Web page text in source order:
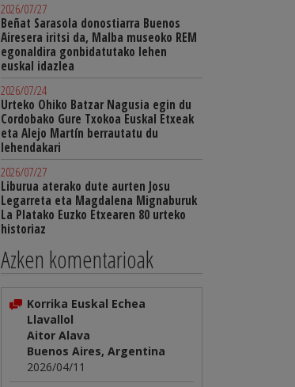
2026/07/27
Beñat Sarasola donostiarra Buenos
Airesera iritsi da, Malba museoko REM
egonaldira gonbidatutako lehen
euskal idazlea
2026/07/24
Urteko Ohiko Batzar Nagusia egin du
Cordobako Gure Txokoa Euskal Etxeak
eta Alejo Martín berrautatu du
lehendakari
2026/07/27
Liburua aterako dute aurten Josu
Legarreta eta Magdalena Mignaburuk
La Platako Euzko Etxearen 80 urteko
historiaz
Azken komentarioak
Korrika Euskal Echea
Llavallol
Aitor Alava
Buenos Aires, Argentina
2026/04/11